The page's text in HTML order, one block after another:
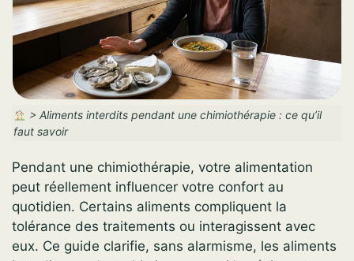
> Aliments interdits pendant une chimiothérapie : ce qu’il
faut savoir
Pendant une chimiothérapie, votre alimentation
peut réellement influencer votre confort au
quotidien. Certains aliments compliquent la
tolérance des traitements ou interagissent avec
eux. Ce guide clarifie, sans alarmisme, les aliments